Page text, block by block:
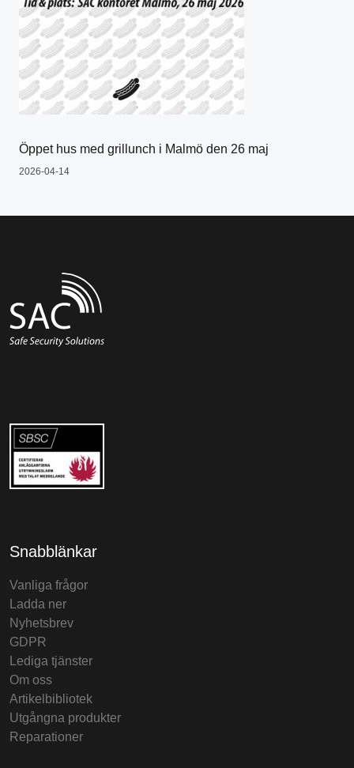
Öppet hus med grillunch i Malmö den 26 maj
2026-04-14
Snabblänkar
Vanliga frågor
Ladda ner
Nyhetsbrev
GDPR
Lediga tjänster
Om oss
Artikelbibliotek
Utgångna produkter
Reparationer